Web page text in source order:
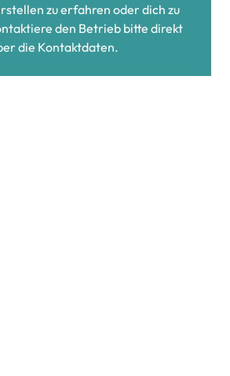
zu erfahren oder dich zu
den Betrieb bitte direkt
die Kontaktdaten.